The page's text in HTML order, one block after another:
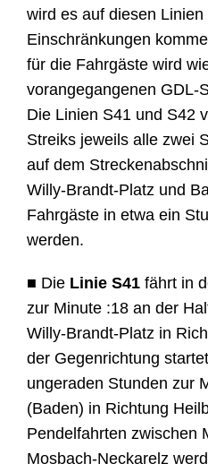
wird es auf diesen
Einschränkungen
für die Fahrgäste wird
vorangegangenen GDL-
Die Linien S41 und S42
Streiks jeweils alle zwei
auf dem
Willy-Brandt-Platz und
Fahrgäste in etwa ein
werden.
■ Die Linie S41 fährt in
zur Minute :18 an der
Willy-Brandt-Platz in
der Gegenrichtung
ungeraden Stunden zur
(Baden) in Richtung
Pendelfahrten zwischen
Mosbach-Neckarelz